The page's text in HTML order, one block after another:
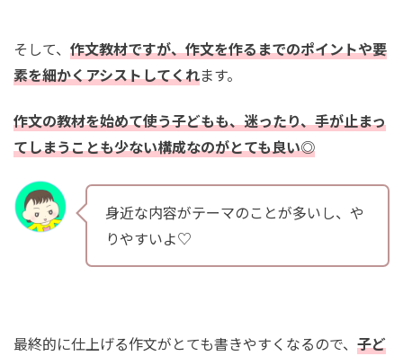
そして、 作文教材ですが、作文を作るまでのポイントや要
素を細かくアシストしてくれます。
作文の教材を始めて使う子どもも、迷ったり、手が止まっ
てしまうことも少ない構成なのがとても良い◎
身近な内容がテーマのことが多いし、や
りやすいよ♡
最終的に仕上げる作文がとても書きやすくなるので、 子ど